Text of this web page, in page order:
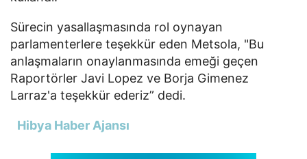
Sürecin yasallaşmasında rol oynayan
parlamenterlere teşekkür eden Metsola, "Bu
anlaşmaların onaylanmasında emeği geçen
Raportörler Javi Lopez ve Borja Gimenez
Larraz'a teşekkür ederiz” dedi.
Hibya Haber Ajansı